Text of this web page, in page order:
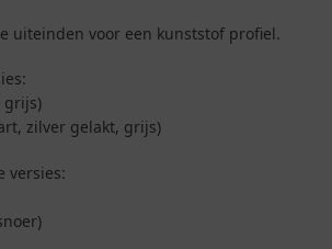
uiteinden voor een kunststof profiel.
grijs)
zilver gelakt, grijs)
versies: